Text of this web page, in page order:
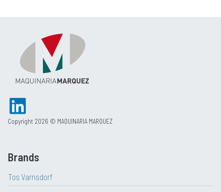
Copyright 2026 © MAQUINARIA MARQUEZ
Brands
Tos Varnsdorf